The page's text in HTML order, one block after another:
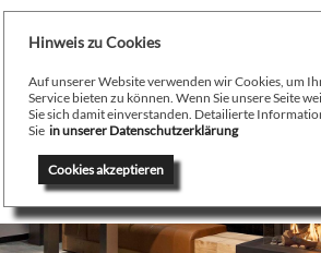
Hinweis zu Cookies
Auf unserer Website verwenden wir Cookies, um
Service bieten zu können. Wenn Sie unsere Seite
Sie sich damit einverstanden. Detailierte
Sie in unserer Datenschutzerklärung
Cookies akzeptieren
August
Beratung - Planung - Ausführung -
Ofenbau Kaminbau Gaskamine